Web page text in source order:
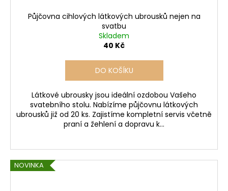
Půjčovna cihlových látkových ubrousků nejen na
svatbu
Skladem
40 Kč
DO KOŠÍKU
Látkové ubrousky jsou ideální ozdobou Vašeho
svatebního stolu. Nabízíme půjčovnu látkových
ubrousků již od 20 ks. Zajistíme kompletní servis včetně
praní a žehlení a dopravu k...
NOVINKA